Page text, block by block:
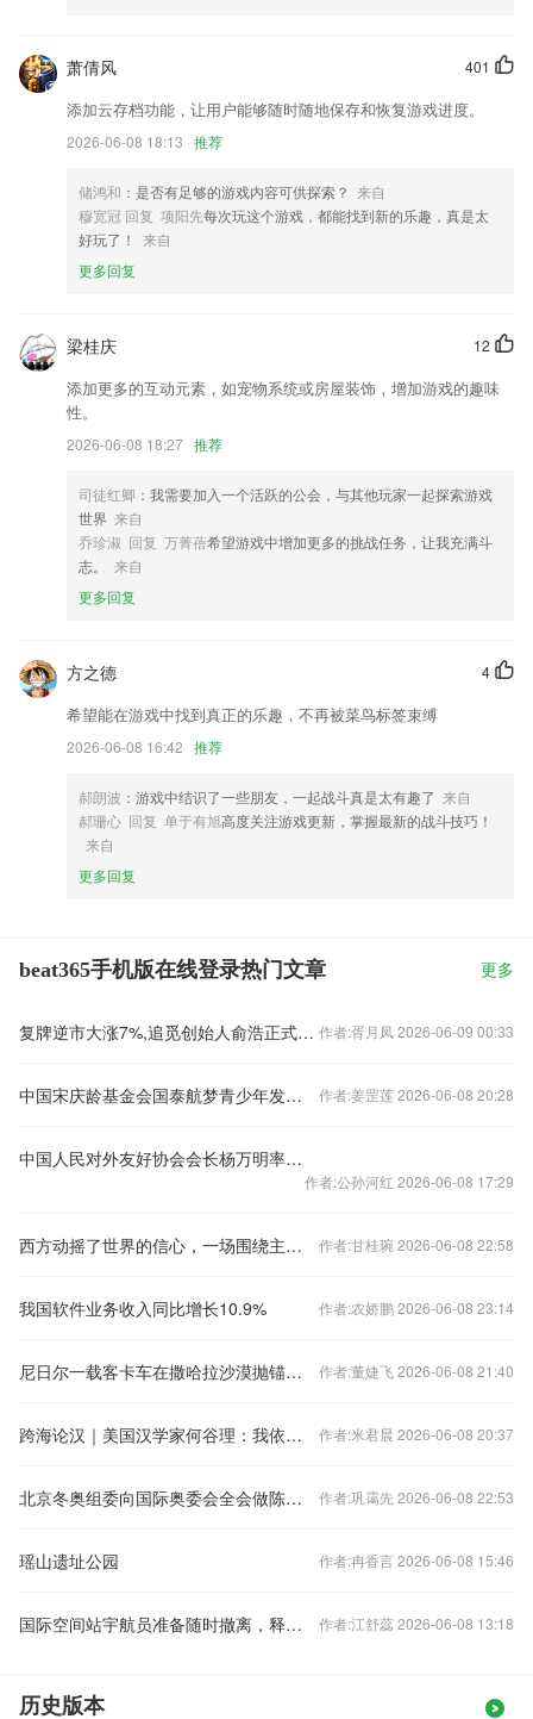
新增“动态”，个人用户支持发布实时动态啦
[增强]H型钢自定义计算增加圆角半径参数r
[优化]车牌识别优化算法，提高逆光准确率
更新首页间距
智能点数，1s精准出结果！
联系我们
进行优化修改。
401
萧倩风
添加云存档功能，让用户能够随时随地保存和恢复游戏进度。
2026-06-08 18:13 推荐
储鸿和 ：是否有足够的游戏内容可供探索？ 来自
穆宽冠 回复 项阳先每次玩这个游戏，都能找到新的乐趣，真是太
好玩了！
来自
更多回复
12
梁桂庆
添加更多的互动元素，如宠物系统或房屋装饰，增加游戏的趣味
性。
2026-06-08 18:27 推荐
司徒红卿 ：我需要加入一个活跃的公会，与其他玩家一起探索游戏
世界 来自
乔珍淑 回复 万菁蓓希望游戏中增加更多的挑战任务，让我充满斗
志。
来自
更多回复
4
方之德
希望能在游戏中找到真正的乐趣，不再被菜鸟标签束缚
2026-06-08 16:42 推荐
郝朗波 ：游戏中结识了一些朋友，一起战斗真是太有趣了 来自
郝珊心 回复 单于有旭高度关注游戏更新，掌握最新的战斗技巧！
来自
更多回复
beat365手机版在线登录热门文章 更多
复牌逆市大涨7%,追觅创始人俞浩正式入主嘉美包装 作者:胥月凤 2026-06-09 00:33
中国宋庆龄基金会国泰航梦青少年发展基金启动 作者:姜罡莲 2026-06-08 20:28
中国人民对外友好协会会长杨万明率团访问加拿大、美国
作者:公孙河红 2026-06-08 17:29
西方动摇了世界的信心，一场围绕主权的竞赛已经开始！ 作者:甘桂琬 2026-06-08 22:58
我国软件业务收入同比增长10.9% 作者:农娇鹏 2026-06-08 23:14
尼日尔一载客卡车在撒哈拉沙漠抛锚，至少49人不幸渴死，2名幸存者徒步50公里获救 作者:董婕飞 2026-06-08 21:40
跨海论汉｜美国汉学家何谷理：我依然是十七世纪中国文学的大粉丝 作者:米君晨 2026-06-08 20:37
北京冬奥组委向国际奥委会全会做陈述报告（走向冬奥） 作者:巩霭先 2026-06-08 22:53
瑶山遗址公园 作者:冉香言 2026-06-08 15:46
国际空间站宇航员准备随时撤离，释放了什么信号？ 作者:江舒蕊 2026-06-08 13:18
历史版本